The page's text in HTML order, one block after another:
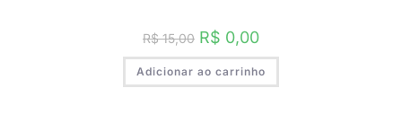
R$15,00 O
preço
original
era:
R$ 15,00.
R$ 0,00O
atual
é:
R$ 0,00.
Adicionar ao carrinho